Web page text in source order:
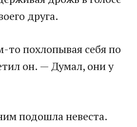
друга.
то похлопывая себя по
он. — Думал, они у
подошла невеста.